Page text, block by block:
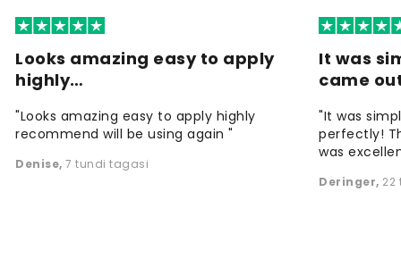
Looks amazing easy to apply
highly…
"Looks amazing easy to apply highly
recommend will be using again "
Denise, 7 tundi tagasi
It was
came
"It was
perfectly!
was
Deringer, 22